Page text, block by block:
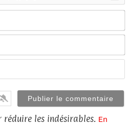
réduire les indésirables. En